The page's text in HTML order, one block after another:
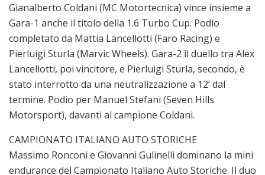
Gianalberto Coldani (MC Motortecnica) vince insieme a
Gara-1 anche il titolo della 1.6 Turbo Cup. Podio
completato da Mattia Lancellotti (Faro Racing) e
Pierluigi Sturla (Marvic Wheels). Gara-2 il duello tra Alex
Lancellotti, poi vincitore, e Pierluigi Sturla, secondo, è
stato interrotto da una neutralizzazione a 12’ dal
termine. Podio per Manuel Stefani (Seven Hills
Motorsport), davanti al campione Coldani.
CAMPIONATO ITALIANO AUTO STORICHE
Massimo Ronconi e Giovanni Gulinelli dominano la mini
endurance del Campionato Italiano Auto Storiche. Il duo